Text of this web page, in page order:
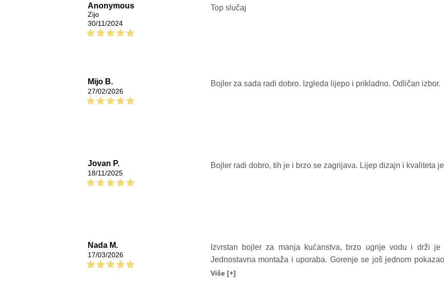
Anonymous
Zijo
30/11/2024
Top slučaj
Mijo B.
27/02/2026
Bojler za sada radi dobro. Izgleda lijepo i prikladno. Odličan izbor.
Jovan P.
18/11/2025
Bojler radi dobro, tih je i brzo se zagrijava. Lijep dizajn i kvaliteta
Nada M.
17/03/2026
Izvrstan bojler za manja kućanstva, brzo ugrije vodu i drži
Jednostavna montaža i uporaba. Gorenje se još jednom
treba.
Više [+]